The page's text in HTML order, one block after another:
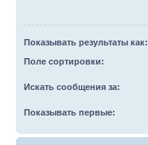
Показывать результаты как:
Поле сортировки:
Искать сообщения за:
Показывать первые: